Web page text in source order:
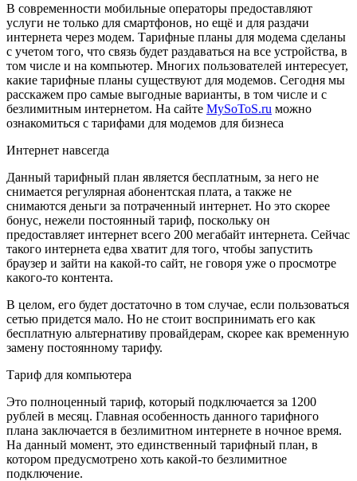
В современности мобильные операторы предоставляют
услуги не только для смартфонов, но ещё и для раздачи
интернета через модем. Тарифные планы для модема сделаны
с учетом того, что связь будет раздаваться на все устройства, в
том числе и на компьютер. Многих пользователей интересует,
какие тарифные планы существуют для модемов. Сегодня мы
расскажем про самые выгодные варианты, в том числе и с
безлимитным интернетом. На сайте MySoToS.ru можно
ознакомиться с тарифами для модемов для бизнеса
Интернет навсегда
Данный тарифный план является бесплатным, за него не
снимается регулярная абонентская плата, а также не
снимаются деньги за потраченный интернет. Но это скорее
бонус, нежели постоянный тариф, поскольку он
предоставляет интернет всего 200 мегабайт интернета. Сейчас
такого интернета едва хватит для того, чтобы запустить
браузер и зайти на какой-то сайт, не говоря уже о просмотре
какого-то контента.
В целом, его будет достаточно в том случае, если пользоваться
сетью придется мало. Но не стоит воспринимать его как
бесплатную альтернативу провайдерам, скорее как временную
замену постоянному тарифу.
Тариф для компьютера
Это полноценный тариф, который подключается за 1200
рублей в месяц. Главная особенность данного тарифного
плана заключается в безлимитном интернете в ночное время.
На данный момент, это единственный тарифный план, в
котором предусмотрено хоть какой-то безлимитное
подключение.